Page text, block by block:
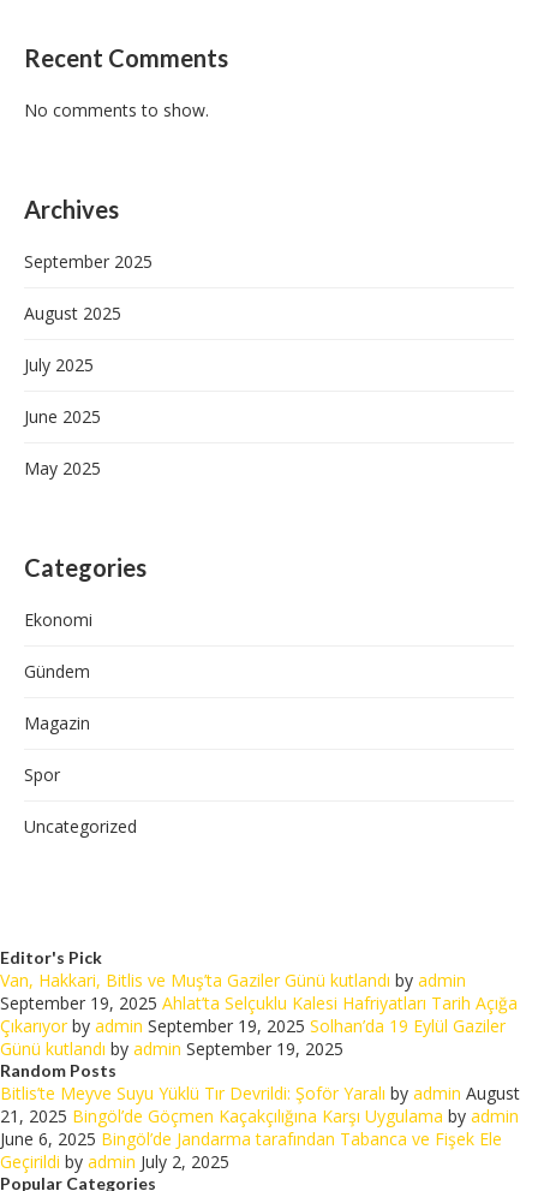
Recent Comments
No comments to show.
Archives
September 2025
August 2025
July 2025
June 2025
May 2025
Categories
Ekonomi
Gündem
Magazin
Spor
Uncategorized
Editor's Pick
Van, Hakkari, Bitlis ve Muş’ta Gaziler Günü kutlandı by admin
September 19, 2025 Ahlat’ta Selçuklu Kalesi Hafriyatları Tarih Açığa
Çıkarıyorby admin September 19, 2025 Solhan’da 19 Eylül Gaziler
Günü kutlandı by admin September 19, 2025
Random Posts
Bitlis’te Meyve Suyu Yüklü Tır Devrildi: Şoför Yaralı by admin August
21, 2025 Bingöl’de Göçmen Kaçakçılığına Karşı Uygulama by admin
June 6, 2025 Bingöl’de Jandarma tarafından Tabanca ve Fişek Ele
Geçirildi by admin July 2, 2025
Popular Categories